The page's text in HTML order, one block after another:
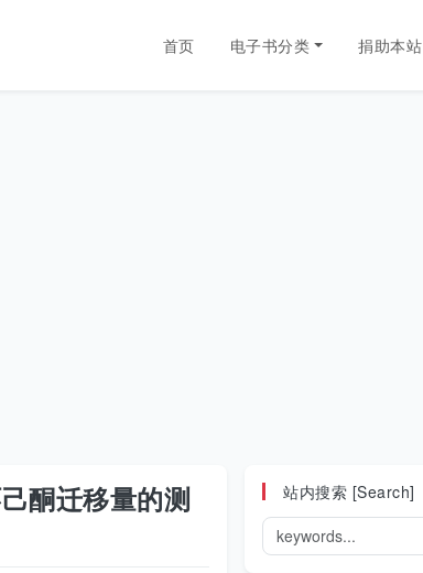
首页 电子书分类 捐助本站
酮迁移量的测
站内搜索 [Search]